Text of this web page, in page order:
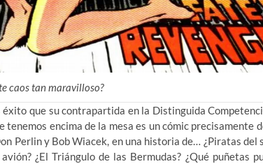
caos tan maravilloso?
que su contrapartida en la Distinguida
tenemos encima de la mesa es un cómic precisamente
Perlin y Bob Wiacek, en una historia de… ¿Piratas del
¿El Triángulo de las Bermudas? ¿Qué puñetas